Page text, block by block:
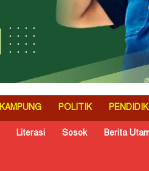
KAMPUNG POLITIK
Literasi Sosok Berita